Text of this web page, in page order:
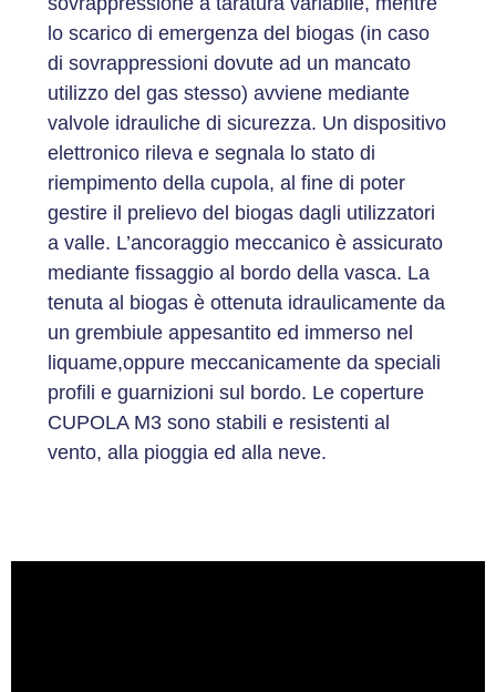
lo scarico di emergenza del biogas (in caso
di sovrappressioni dovute ad un mancato
utilizzo del gas stesso) avviene mediante
valvole idrauliche di sicurezza. Un dispositivo
elettronico rileva e segnala lo stato di
riempimento della cupola, al fine di poter
gestire il prelievo del biogas dagli utilizzatori
a valle. L’ancoraggio meccanico è assicurato
mediante fissaggio al bordo della vasca. La
tenuta al biogas è ottenuta idraulicamente da
un grembiule appesantito ed immerso nel
liquame,oppure meccanicamente da speciali
profili e guarnizioni sul bordo. Le coperture
CUPOLA M3 sono stabili e resistenti al
vento, alla pioggia ed alla neve.